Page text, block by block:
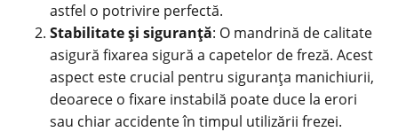
astfel o potrivire perfectă.
Stabilitate și siguranță: O mandrină de calitate
asigură fixarea sigură a capetelor de freză. Acest
aspect este crucial pentru siguranța manichiurii,
deoarece o fixare instabilă poate duce la erori
sau chiar accidente în timpul utilizării frezei.